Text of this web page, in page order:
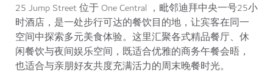
25 Jump Street 位于 One Central ，毗邻迪拜中央一号25小
时酒店，是一处步行可达的餐饮目的地，让宾客在同一
空间中探索多元美食体验。这里汇聚各式精品餐厅、休
闲餐饮与夜间娱乐空间，既适合优雅的商务午餐会晤，
也适合与亲朋好友共度充满活力的周末晚餐时光。